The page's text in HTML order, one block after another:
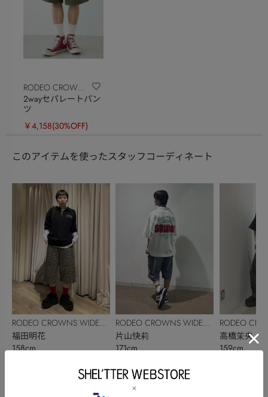
RODEO CROWNS
WIDE BOWL
2wayセパレートパン
ツ
￥4,158(30%OFF)
このアイテムを使ったスタッフコーディネート
RODEO CROWNS WIDE
BOWL
福田明花
158cm
RODEO CROWNS WIDE
BOWL
片山快莉
171cm
RODEO
BOWL
高橋茉央
159cm